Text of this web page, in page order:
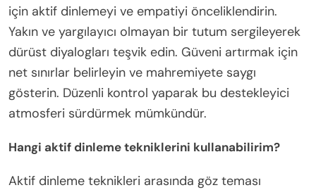
için aktif dinlemeyi ve empatiyi önceliklendirin.
Yakın ve yargılayıcı olmayan bir tutum sergileyerek
dürüst diyalogları teşvik edin. Güveni artırmak için
net sınırlar belirleyin ve mahremiyete saygı
gösterin. Düzenli kontrol yaparak bu destekleyici
atmosferi sürdürmek mümkündür.
Hangi aktif dinleme tekniklerini kullanabilirim?
Aktif dinleme teknikleri arasında göz teması